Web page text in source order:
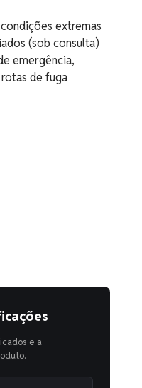
extremas
(sob consulta)
emergência,
de fuga
e a